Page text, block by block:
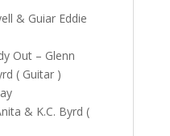
& Guiar Eddie
Out – Glenn
( Guitar )
& K.C. Byrd (